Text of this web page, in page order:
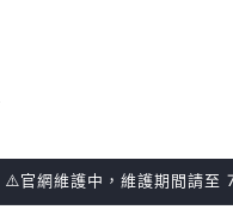
⚠️官網維護中，維護期間請至